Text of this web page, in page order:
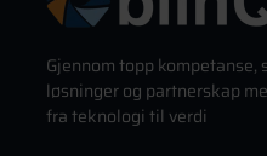
Gjennom topp
løsninger og partnerskap
fra teknologi til verdi